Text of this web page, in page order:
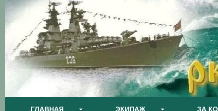
ГЛАВНАЯ ЭКИПАЖ ЗА